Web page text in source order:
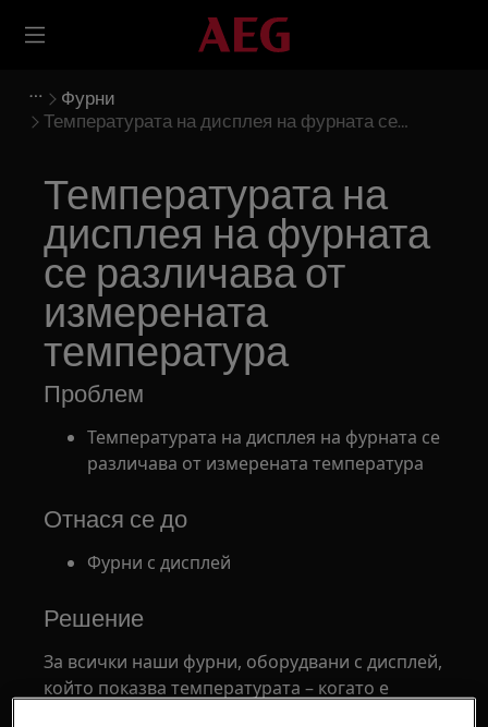
Фурни
Температурата на дисплея на фурната се
Температурата на
дисплея на фурната
се различава от
измерената
температура
Проблем
Температурата на дисплея на фурната се
различава от измерената температура
Отнася се до
Фурни с дисплей
Решение
За всички наши фурни, оборудвани с дисплей,
който показва температурата – когато е